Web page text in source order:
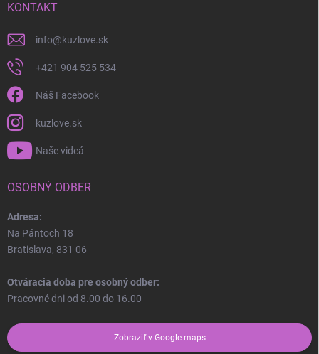
KONTAKT
info@kuzlove.sk
+421 904 525 534
Náš Facebook
kuzlove.sk
Naše videá
OSOBNÝ ODBER
Adresa:
Na Pántoch 18
Bratislava, 831 06
Otváracia doba pre osobný odber:
Pracovné dni od 8.00 do 16.00
Zobraziť v Google maps